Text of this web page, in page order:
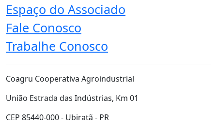
Espaço do Associado
Fale Conosco
Trabalhe Conosco
Coagru Cooperativa Agroindustrial
União Estrada das Indústrias, Km 01
CEP 85440-000 - Ubiratã - PR